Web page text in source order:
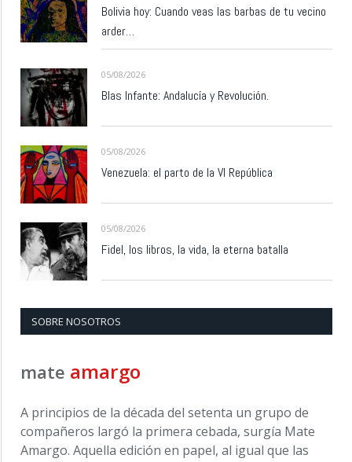
Bolivia hoy: Cuando veas las barbas de tu vecino
arder…
05/08/2026
Blas Infante: Andalucía y Revolución.
05/08/2026
Venezuela: el parto de la VI República
05/08/2026
Fidel, los libros, la vida, la eterna batalla
SOBRE NOSOTROS
mate amargo
A principios de la década del setenta un grupo de
compañeros largó la primera cebada, surgía Mate
Amargo. Aquella edición en papel, al igual que las